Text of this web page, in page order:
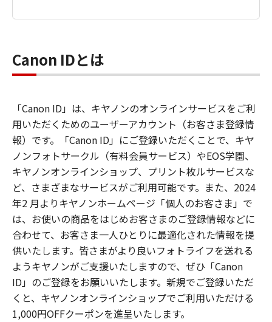
Canon IDとは
「Canon ID」は、キヤノンのオンラインサービスをご利
用いただくためのユーザーアカウント（お客さま登録情
報）です。「Canon ID」にご登録いただくことで、キヤ
ノンフォトサークル（有料会員サービス）やEOS学園、
キヤノンオンラインショップ、プリント枚ルサービスな
ど、さまざまなサービスがご利用可能です。また、2024
年2 月よりキヤノンホームページ「個人のお客さま」で
は、お使いの商品をはじめお客さまのご登録情報などに
合わせて、お客さま一人ひとりに最適化された情報を提
供いたします。皆さまがより良いフォトライフを送れる
ようキヤノンがご支援いたしますので、ぜひ「Canon
ID」のご登録をお願いいたします。新規でご登録いただ
くと、キヤノンオンラインショップでご利用いただける
1,000円OFFクーポンを進呈いたします。